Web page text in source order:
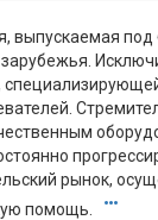
выпускаемая под
рынок,
помощь.